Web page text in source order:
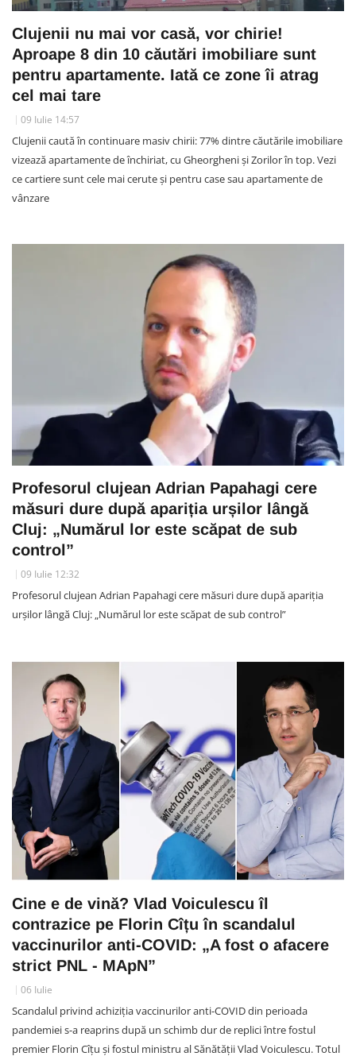
Clujenii nu mai vor casă, vor chirie!
Aproape 8 din 10 căutări imobiliare sunt
pentru apartamente. Iată ce zone îi atrag
cel mai tare
09 Iulie 14:57
Clujenii caută în continuare masiv chirii: 77% dintre căutările imobiliare
vizează apartamente de închiriat, cu Gheorgheni și Zorilor în top. Vezi
ce cartiere sunt cele mai cerute și pentru case sau apartamente de
vânzare
Profesorul clujean Adrian Papahagi cere
măsuri dure după apariția urșilor lângă
Cluj: „Numărul lor este scăpat de sub
control”
09 Iulie 12:32
Profesorul clujean Adrian Papahagi cere măsuri dure după apariția
urșilor lângă Cluj: „Numărul lor este scăpat de sub control”
Cine e de vină? Vlad Voiculescu îl
contrazice pe Florin Cîțu în scandalul
vaccinurilor anti-COVID: „A fost o afacere
strict PNL - MApN”
06 Iulie
Scandalul privind achiziția vaccinurilor anti-COVID din perioada
pandemiei s-a reaprins după un schimb dur de replici între fostul
premier Florin Cîțu și fostul ministru al Sănătății Vlad Voiculescu. Totul